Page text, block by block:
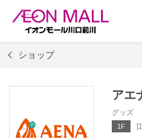
ショップ
アエ
グッズ
1F